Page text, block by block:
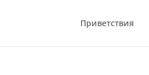
Приветствия